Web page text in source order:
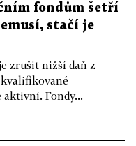
fondům šetří
stačí je
zrušit nižší daň z
Fondy...